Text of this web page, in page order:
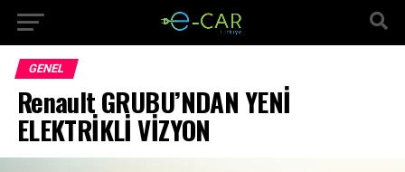
GENEL
Renault GRUBU’NDAN YENİ
ELEKTRİKLİ VİZYON